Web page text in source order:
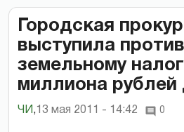
Городская
выступила
земельному
миллиона
ЧИ , 13 мая 2011 - 14:42 0